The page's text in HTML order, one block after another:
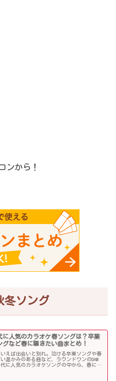
ンから！
冬ソング
に人気のカラオケ春ソングは？卒業
グなど春に聴きたい曲まとめ！
えば出会いと別れ。泣ける卒業ソングや春
温かみのある曲など、ラウンドワンのDAM
代に人気のカラオケソングの中から、春に聴